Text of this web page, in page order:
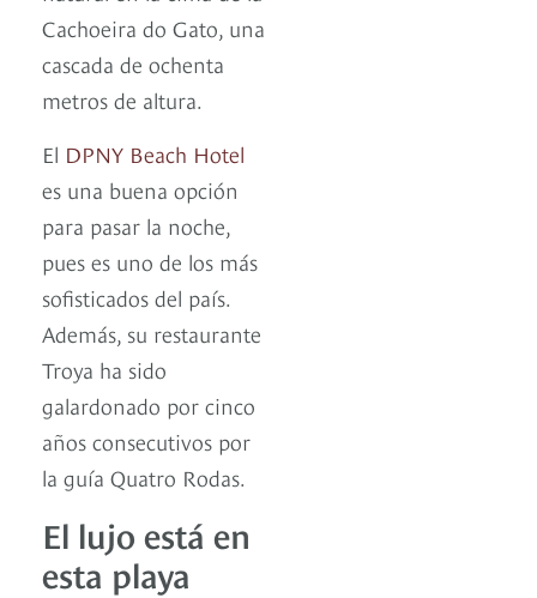
Cachoeira do Gato, una
cascada de ochenta
metros de altura.
El DPNY Beach Hotel
es una buena opción
para pasar la noche,
pues es uno de los más
sofisticados del país.
Además, su restaurante
Troya ha sido
galardonado por cinco
años consecutivos por
la guía Quatro Rodas.
El lujo está en
esta playa